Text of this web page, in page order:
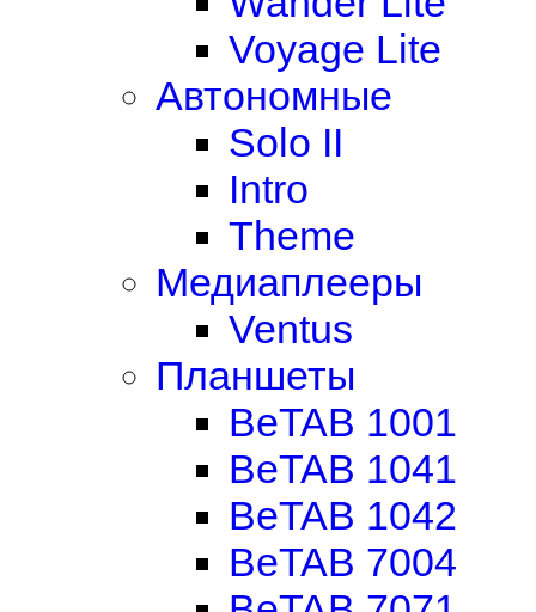
Voyage Lite
Автономные
Solo II
Intro
Theme
Медиаплееры
Ventus
Планшеты
BeTAB 1001
BeTAB 1041
BeTAB 1042
BeTAB 7004